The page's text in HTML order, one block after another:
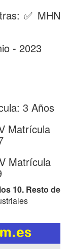
✅ MHN
- 2023
3 Años
Matrícula
Matrícula
10. Resto de